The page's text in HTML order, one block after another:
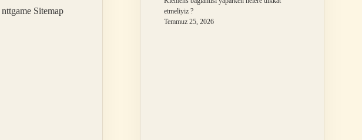
nttgame Sitemap
etmeliyiz ?
Temmuz 25, 2026